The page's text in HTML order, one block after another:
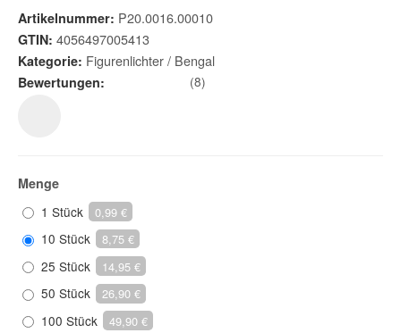
Artikelnummer: P20.0016.00010
GTIN: 4056497005413
Kategorie: Figurenlichter / Bengal
Bewertungen: (8)
Menge
1 Stück
0,99 €
10 Stück 8,75 €
25 Stück 14,95 €
50 Stück 26,90 €
100 Stück 49,90 €